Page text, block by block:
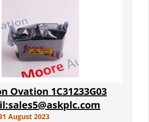
Ovation 1C31233G03
August 2023